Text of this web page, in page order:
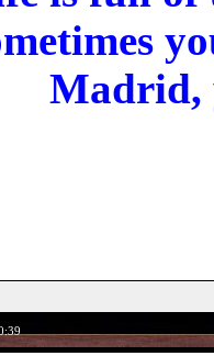
Madrid,